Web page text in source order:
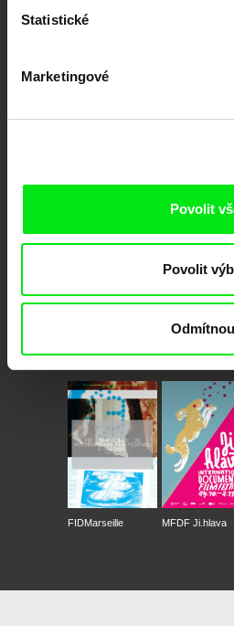
Statistické
Marketingové
Povolit
Povolit
festivalů dokumentárního filmu
podporovat kvalitní
CPH:DOX
FIDMarseille MFDF Ji.hlava